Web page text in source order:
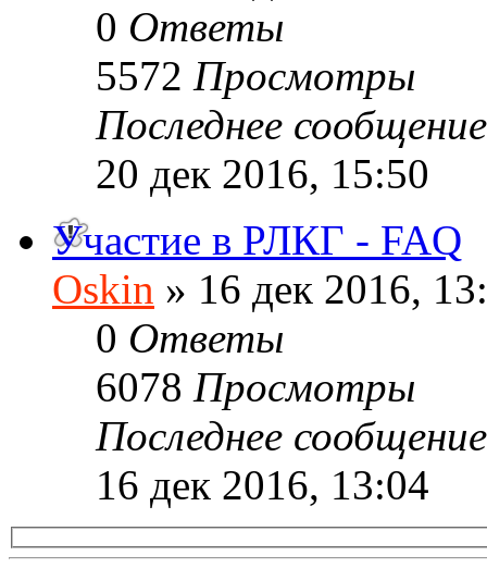
0 Ответы
5572 Просмотры
Последнее
20 дек 2016, 15:50
Участие в РЛКГ - FAQ
Oskin » 16 дек 2016,
0 Ответы
6078 Просмотры
Последнее
16 дек 2016, 13:04